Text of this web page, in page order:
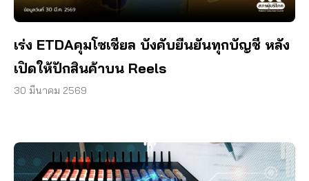
เร่ง ETDAคุมโซเชียล บังคับยืนยันทุกบัญชี หลัง
เปิดให้ปักสินค้าบน​ Reels
30 มีนาคม 2569